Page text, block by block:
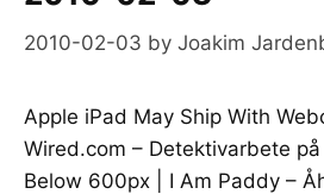
2010-02-03 by Joakim
Apple iPad May Ship With
Wired.com – Detektivarbete
Below 600px | I Am Paddy –